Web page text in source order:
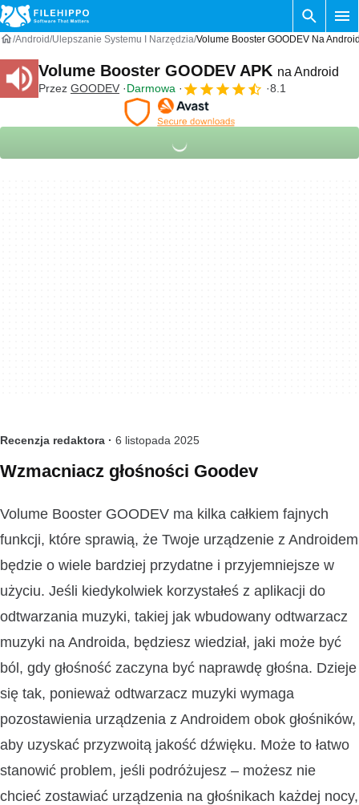
Android Ulepszanie Systemu I Narzędzia Volume Booster GOODEV Na
Volume Booster GOODEV APK na Android
Przez GOODEV Darmowa 8.1
Recenzja redaktora · 6 listopada 2025
Wzmacniacz głośności Goodev
Volume Booster GOODEV ma kilka całkiem fajnych
funkcji, które sprawią, że Twoje urządzenie z Androidem
będzie o wiele bardziej przydatne i przyjemniejsze w
użyciu. Jeśli kiedykolwiek korzystałeś z aplikacji do
odtwarzania muzyki, takiej jak wbudowany odtwarzacz
muzyki na Androida, będziesz wiedział, jaki może być
ból, gdy głośność zaczyna być naprawdę głośna. Dzieje
się tak, ponieważ odtwarzacz muzyki wymaga
pozostawienia urządzenia z Androidem obok głośników,
aby uzyskać przyzwoitą jakość dźwięku. Może to łatwo
stanowić problem, jeśli podróżujesz – możesz nie
chcieć zostawiać urządzenia na głośnikach każdej nocy,